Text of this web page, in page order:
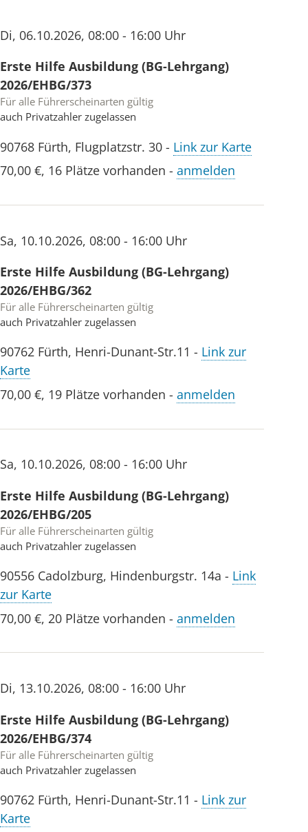
Di, 06.10.2026, 08:00 - 16:00 Uhr
Erste Hilfe Ausbildung (BG-Lehrgang)
2026/EHBG/373
Für alle Führerscheinarten gültig
auch Privatzahler zugelassen
90768 Fürth, Flugplatzstr. 30 - Link zur Karte
70,00 €, 16 Plätze vorhanden - anmelden
Sa, 10.10.2026, 08:00 - 16:00 Uhr
Erste Hilfe Ausbildung (BG-Lehrgang)
2026/EHBG/362
Für alle Führerscheinarten gültig
auch Privatzahler zugelassen
90762 Fürth, Henri-Dunant-Str.11 - Link zur
Karte
70,00 €, 19 Plätze vorhanden - anmelden
Sa, 10.10.2026, 08:00 - 16:00 Uhr
Erste Hilfe Ausbildung (BG-Lehrgang)
2026/EHBG/205
Für alle Führerscheinarten gültig
auch Privatzahler zugelassen
90556 Cadolzburg, Hindenburgstr. 14a - Link
zur Karte
70,00 €, 20 Plätze vorhanden - anmelden
Di, 13.10.2026, 08:00 - 16:00 Uhr
Erste Hilfe Ausbildung (BG-Lehrgang)
2026/EHBG/374
Für alle Führerscheinarten gültig
auch Privatzahler zugelassen
90762 Fürth, Henri-Dunant-Str.11 - Link zur
Karte